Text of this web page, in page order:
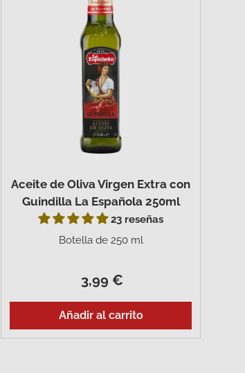
Aceite de Oliva Virgen Extra con
Guindilla La Española 250ml
23 reseñas
Botella de 250 ml
3,99 €
Añadir al carrito